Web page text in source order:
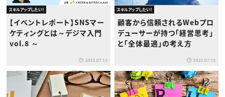
スキルアップしたい！
【イベントレポート】SNSマー
ケティングとは～デジマ入門
vol.8 ～
2022.07.13
スキルアップしたい！
顧客から信頼されるWebプロ
デューサーが持つ「経営思考」
と「全体最適」の考え方
2022.07.13